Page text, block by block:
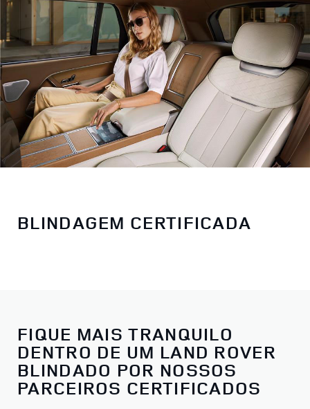
BLINDAGEM CERTIFICADA
FIQUE MAIS TRANQUILO
DENTRO DE UM LAND ROVER
BLINDADO POR NOSSOS
PARCEIROS CERTIFICADOS